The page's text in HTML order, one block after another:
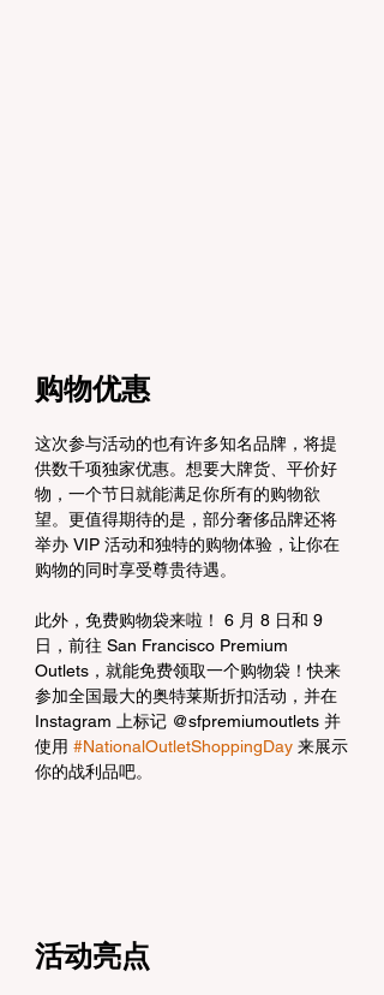
购物优惠
这次参与活动的也有许多知名品牌，将提
供数千项独家优惠。想要大牌货、平价好
物，一个节日就能满足你所有的购物欲
望。更值得期待的是，部分奢侈品牌还将
举办 VIP 活动和独特的购物体验，让你在
购物的同时享受尊贵待遇。
此外，免费购物袋来啦！ 6 月 8 日和 9
日，前往 San Francisco Premium
Outlets，就能免费领取一个购物袋！快来
参加全国最大的奥特莱斯折扣活动，并在
Instagram 上标记 @sfpremiumoutlets 并
使用 #NationalOutletShoppingDay 来展示
你的战利品吧。
活动亮点